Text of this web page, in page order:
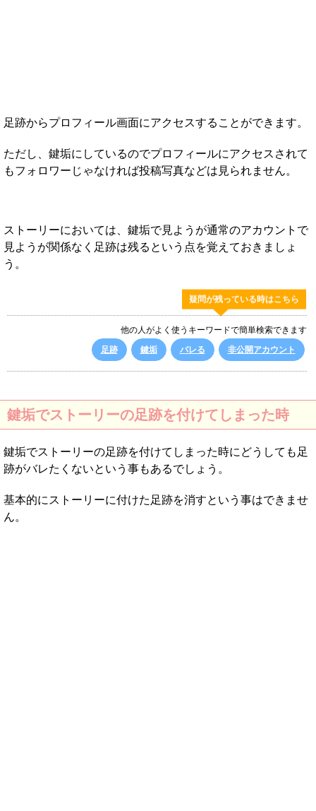
足跡からプロフィール画面にアクセスすることができます。
ただし、鍵垢にしているのでプロフィールにアクセスされて
もフォロワーじゃなければ投稿写真などは見られません。
ストーリーにおいては、鍵垢で見ようが通常のアカウントで
見ようが関係なく足跡は残るという点を覚えておきましょ
う。
疑問が残っている時はこちら
他の人がよく使うキーワードで簡単検索できます
足跡
鍵垢 バレる 非公開アカウント
鍵垢でストーリーの足跡を付けてしまった時
鍵垢でストーリーの足跡を付けてしまった時にどうしても足
跡がバレたくないという事もあるでしょう。
基本的にストーリーに付けた足跡を消すという事はできませ
ん。